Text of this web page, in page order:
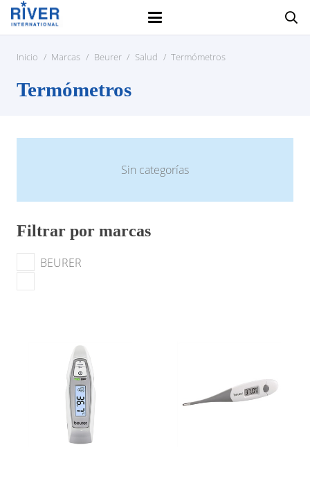
Inicio / Marcas / Beurer / Salud / Termómetros
Termómetros
Sin categorías
Filtrar por marcas
BEURER